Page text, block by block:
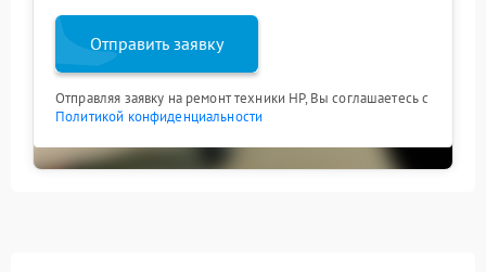
Отправить заявку
Отправляя заявку на ремонт техники HP, Вы соглашаетесь с
Политикой конфиденциальности